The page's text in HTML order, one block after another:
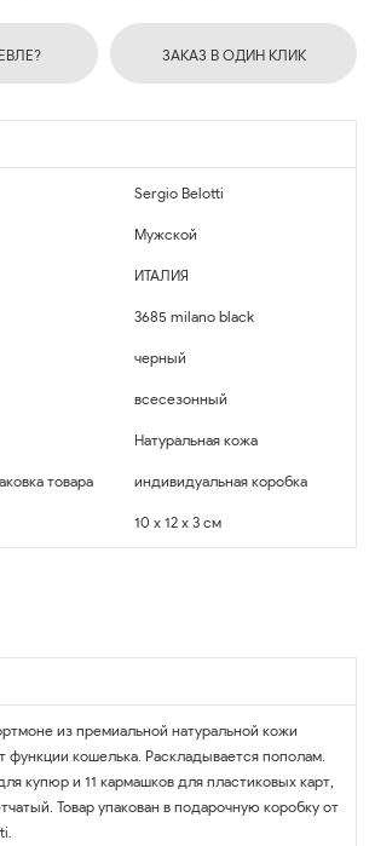
ЗАКАЗ В ОДИН КЛИК
Sergio Belotti
Мужской
ИТАЛИЯ
3685 milano black
черный
всесезонный
Натуральная кожа
товара индивидуальная коробка
10 x 12 x 3 см
из премиальной натуральной кожи
функции кошелька. Раскладывается пополам.
купюр и 11 кармашков для пластиковых карт,
Товар упакован в подарочную коробку от